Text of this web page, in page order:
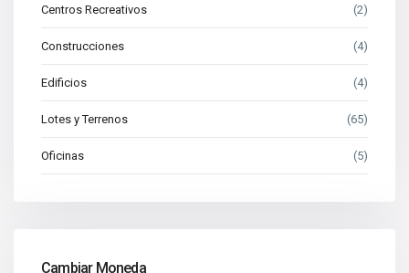
Centros Recreativos (2)
Construcciones (4)
Edificios (4)
Lotes y Terrenos (65)
Oficinas (5)
Cambiar Moneda